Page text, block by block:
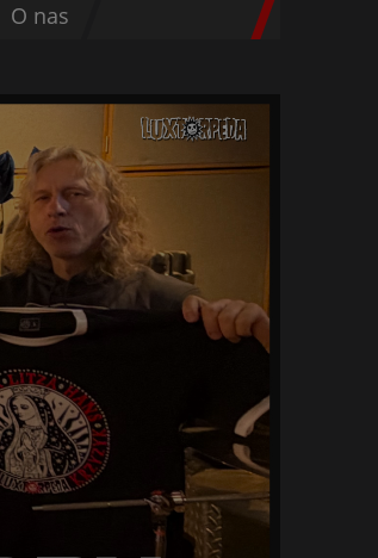
O nas